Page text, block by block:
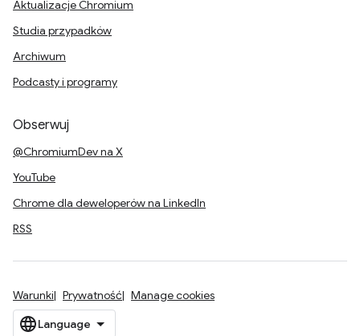
Aktualizacje Chromium
Studia przypadków
Archiwum
Podcasty i programy
Obserwuj
@ChromiumDev na X
YouTube
Chrome dla deweloperów na LinkedIn
RSS
Warunki Prywatność Manage cookies